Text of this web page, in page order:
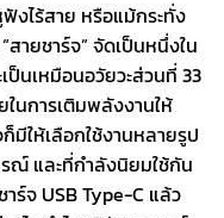
งไร้สาย หรือแม้กระทั่ง
ายชาร์จ” จัดเป็นหนึ่งใน
ป็นเหมือนอวัยวะส่วนที่ 33
ในการเติมพลังงานให้
มีให้เลือกใช้งานหลายรูป
และที่กำลังนิยมใช้กัน
ร์จ USB Type-C แล้ว